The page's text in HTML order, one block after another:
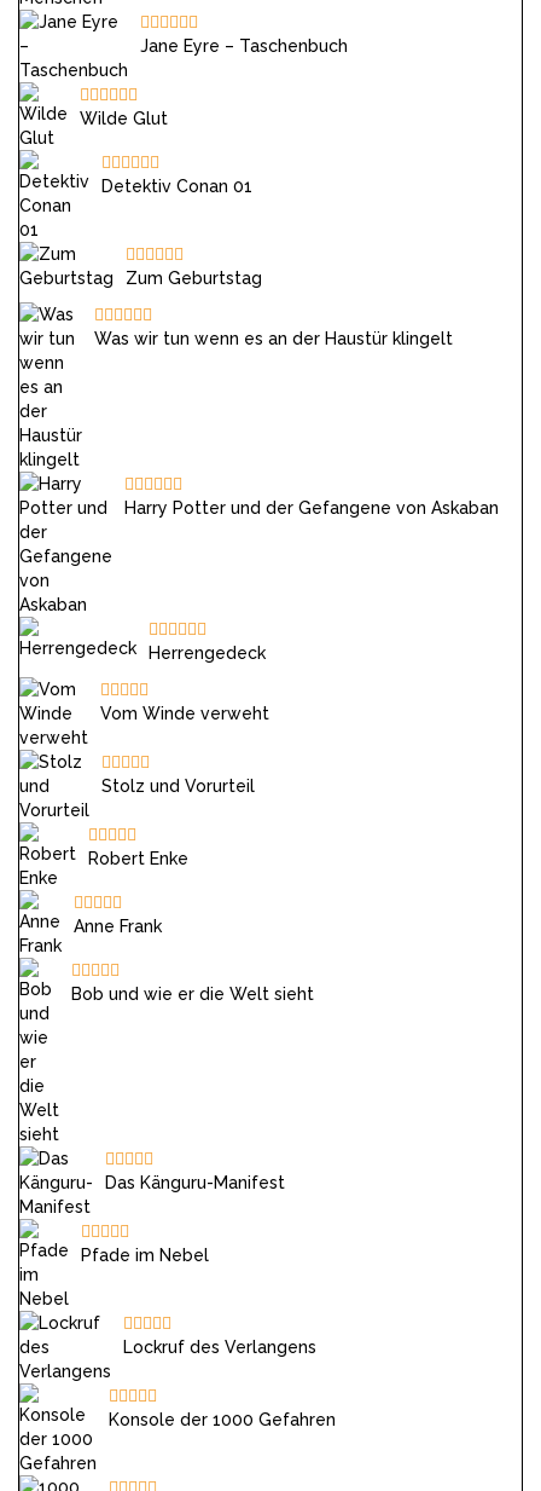
Jane Eyre – Taschenbuch
Wilde Glut
Detektiv Conan 01
Zum Geburtstag
Was wir tun wenn es an der Haustür klingelt
Harry Potter und der Gefangene von Askaban
Herrengedeck
Vom Winde verweht
Stolz und Vorurteil
Robert Enke
Anne Frank
Bob und wie er die Welt sieht
Das Känguru-Manifest
Pfade im Nebel
Lockruf des Verlangens
Konsole der 1000 Gefahren